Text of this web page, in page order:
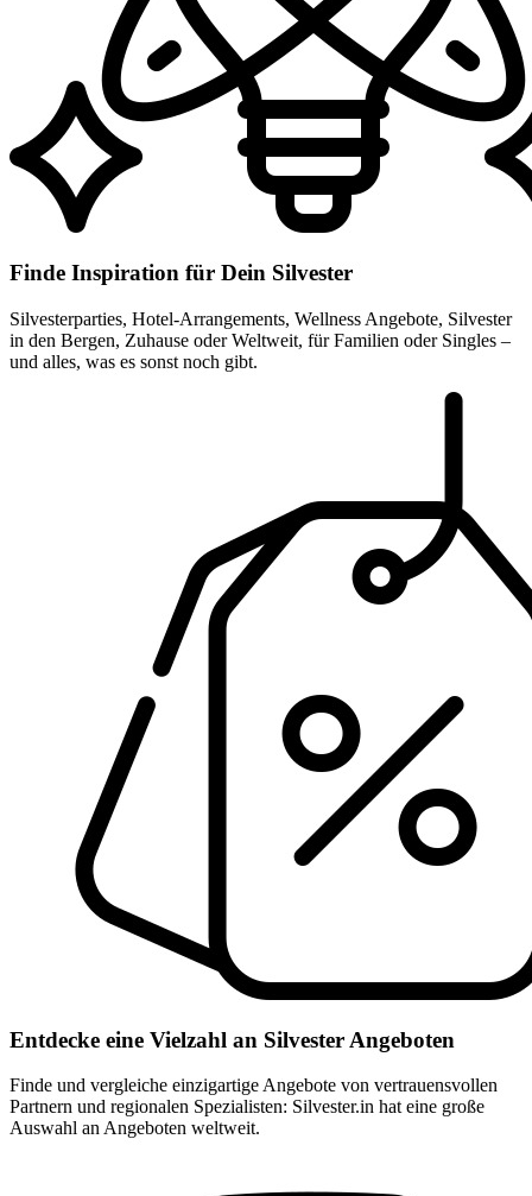
Finde Inspiration für Dein Silvester
Silvesterparties, Hotel-Arrangements, Wellness Angebote, Silvester
in den Bergen, Zuhause oder Weltweit, für Familien oder Singles –
und alles, was es sonst noch gibt.
Entdecke eine Vielzahl an Silvester Angeboten
Finde und vergleiche einzigartige Angebote von vertrauensvollen
Partnern und regionalen Spezialisten: Silvester.in hat eine große
Auswahl an Angeboten weltweit.